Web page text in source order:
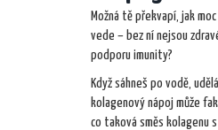
Možná tě překvapí, jak
vede – bez ní nejsou
podporu imunity?
Když sáhneš po vodě,
kolagenový nápoj může
co taková směs kolagenu